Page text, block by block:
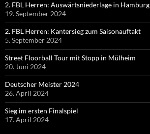
2. FBL Herren: Auswärtsniederlage in Hamburg
19. September 2024
2. FBL Herren: Kantersieg zum Saisonauftakt
5. September 2024
Street Floorball Tour mit Stopp in Mülheim
20. Juni 2024
Deutscher Meister 2024
26. April 2024
Sieg im ersten Finalspiel
17. April 2024